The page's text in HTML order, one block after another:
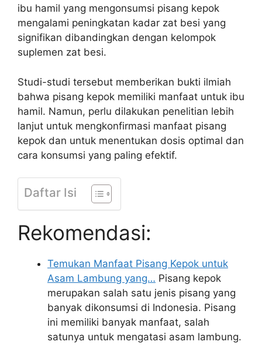
ibu hamil yang mengonsumsi pisang kepok
mengalami peningkatan kadar zat besi yang
signifikan dibandingkan dengan kelompok
suplemen zat besi.
Studi-studi tersebut memberikan bukti ilmiah
bahwa pisang kepok memiliki manfaat untuk ibu
hamil. Namun, perlu dilakukan penelitian lebih
lanjut untuk mengkonfirmasi manfaat pisang
kepok dan untuk menentukan dosis optimal dan
cara konsumsi yang paling efektif.
Daftar Isi
Rekomendasi:
Temukan Manfaat Pisang Kepok untuk
Asam Lambung yang… Pisang kepok
merupakan salah satu jenis pisang yang
banyak dikonsumsi di Indonesia. Pisang
ini memiliki banyak manfaat, salah
satunya untuk mengatasi asam lambung.